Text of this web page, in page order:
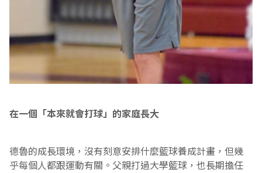
在一個「本來就會打球」的家庭長大
德魯的成長環境，沒有刻意安排什麼籃球養成計畫，但幾
乎每個人都跟運動有關。父親打過大學籃球，也長期擔任